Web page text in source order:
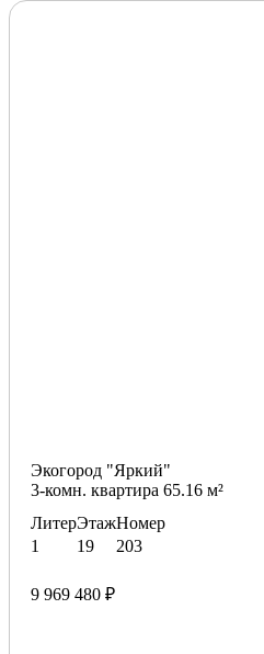
Экогород "Яркий"
3-комн. квартира 65.16 м²
Литер
1
Этаж
19
Номер
203
9 969 480 ₽